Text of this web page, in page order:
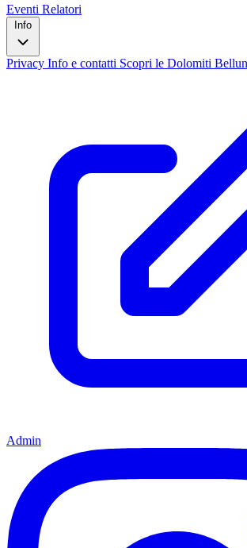
Eventi Relatori
Info
Privacy Info e contatti Scopri le Dolomiti
Admin